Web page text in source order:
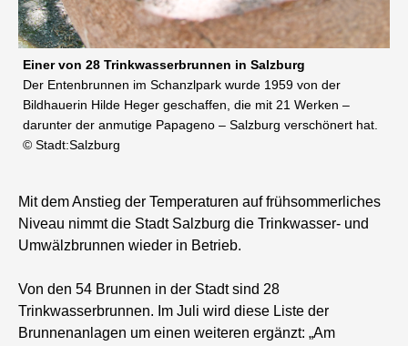
Einer von 28 Trinkwasserbrunnen in Salzburg
Der Entenbrunnen im Schanzlpark wurde 1959 von der
Bildhauerin Hilde Heger geschaffen, die mit 21 Werken –
darunter der anmutige Papageno – Salzburg verschönert hat.
© Stadt:Salzburg
Mit dem Anstieg der Temperaturen auf frühsommerliches
Niveau nimmt die Stadt Salzburg die Trinkwasser- und
Umwälzbrunnen wieder in Betrieb.
Von den 54 Brunnen in der Stadt sind 28
Trinkwasserbrunnen. Im Juli wird diese Liste der
Brunnenanlagen um einen weiteren ergänzt: „Am